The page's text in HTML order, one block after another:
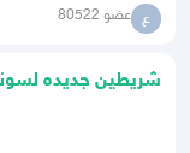
ع عضو 80522